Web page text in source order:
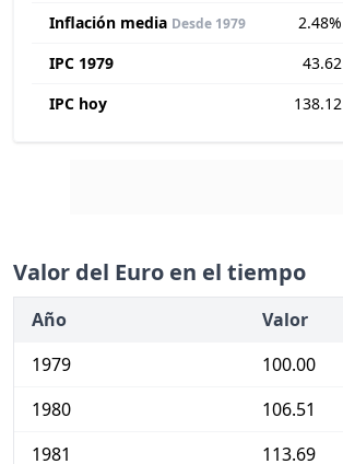
Inflación media Desde 1979
2.48%
IPC 1979
43.62
IPC hoy
138.12
Valor del Euro en el tiempo
Año
Valor
1979
100.00
1980
106.51
1981
113.69